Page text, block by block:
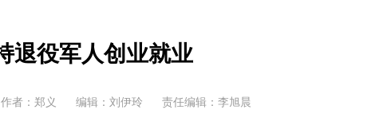
退役军人创业就业
作者：郑义 编辑：刘伊玲 责任编辑：李旭晨